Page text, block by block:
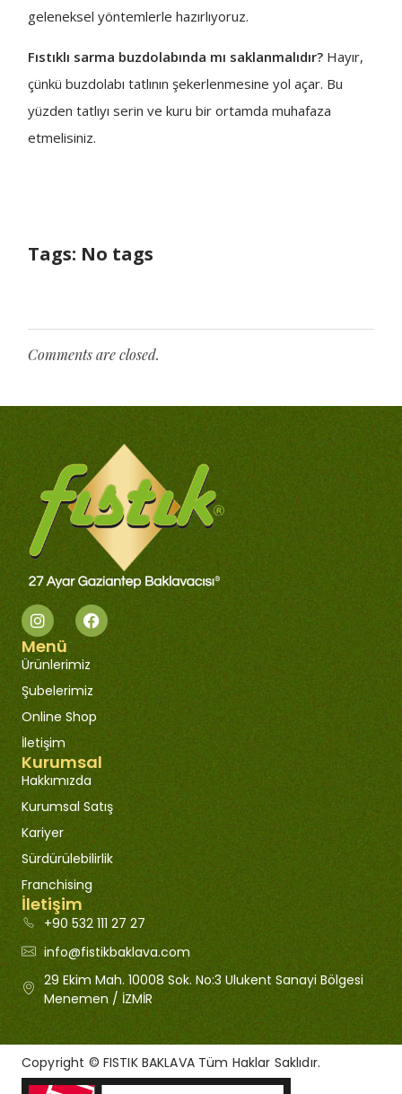
geleneksel yöntemlerle hazırlıyoruz.
Fıstıklı sarma buzdolabında mı saklanmalıdır? Hayır,
çünkü buzdolabı tatlının şekerlenmesine yol açar. Bu
yüzden tatlıyı serin ve kuru bir ortamda muhafaza
etmelisiniz.
Tags: No tags
Comments are closed.
Kurumsal
Hakkımızda
Kurumsal Satış
Kariyer
Sürdürülebilirlik
Franchising
Menü
Ürünlerimiz
Şubelerimiz
Online Shop
İletişim
İletişim
+90 532 111 27 27
info@fistikbaklava.com
29 Ekim Mah. 10008 Sok. No:3 Ulukent Sanayi Bölgesi
Menemen / İZMİR
Copyright © FISTIK BAKLAVA Tüm Haklar Saklıdır.